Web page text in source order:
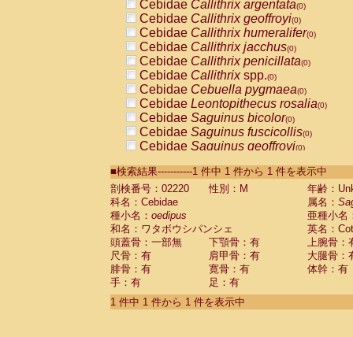
Cebidae Callithrix argentata(0)
Cebidae Callithrix geoffroyi(0)
Cebidae Callithrix humeralifer(0)
Cebidae Callithrix jacchus(0)
Cebidae Callithrix penicillata(0)
Cebidae Callithrixspp.(0)
Cebidae Cebuella pygmaea(0)
Cebidae Leontopithecus rosalia(0)
Cebidae Saguinus bicolor(0)
Cebidae Saguinus fuscicollis(0)
Cebidae Saguinus geoffroyi(0)
CebidaeSaguinus labiatus(0)
Cebidae Saguinus leucopus (0)
Cebidae
Cebidae
CebidaeSaguinus nigricollis (0)
Cebidae Saguinus oedipus
Cebidae Saguinus weddelli
Cebidae Saguinusspp.
Cebidae Aotus trivirgatus
Cebidae Cebus albifrons
■検索結果-----------1 件中 1 件から 1 件を表示中
剖検番号：02220
性別：M
年齢：
科名：Cebidae
属名：
種小名： oedipus
亜種小名
和名：ワタボウシパンシェ
英名：
頭蓋骨：一部無
下顎骨：有
上腕骨：
尺骨：有
肩甲骨：有
大腿骨：
腓骨：有
寛骨：有
体幹：有
手：有
足：有
1 件中 1 件から 1 件を表示中